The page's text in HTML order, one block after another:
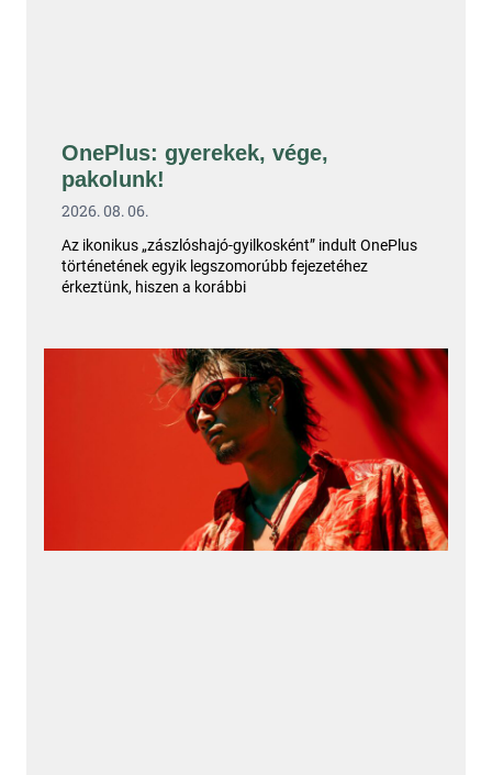
OnePlus: gyerekek, vége,
pakolunk!
2026. 08. 06.
Az ikonikus „zászlóshajó-gyilkosként” indult OnePlus
történetének egyik legszomorúbb fejezetéhez
érkeztünk, hiszen a korábbi